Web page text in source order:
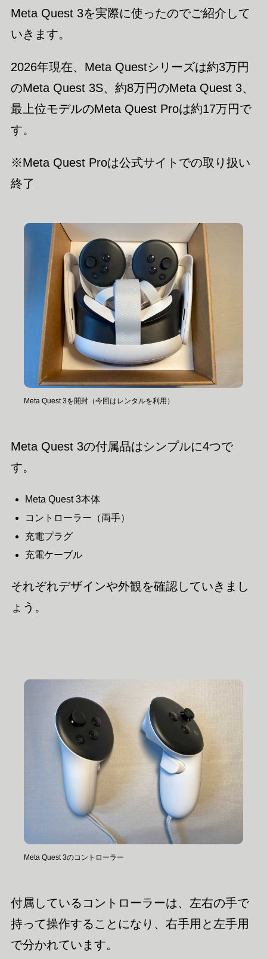
Meta Quest 3を実際に使ったのでご紹介して
いきます。
2026年現在、Meta Questシリーズは約3万円
のMeta Quest 3S、約8万円のMeta Quest 3、
最上位モデルのMeta Quest Proは約17万円で
す。
※Meta Quest Proは公式サイトでの取り扱い
終了
Meta Quest 3を開封（今回はレンタルを利用）
Meta Quest 3の付属品はシンプルに4つで
す。
Meta Quest 3本体
コントローラー（両手）
充電プラグ
充電ケーブル
それぞれデザインや外観を確認していきまし
ょう。
Meta Quest 3のコントローラー
付属しているコントローラーは、左右の手で
持って操作することになり、右手用と左手用
で分かれています。